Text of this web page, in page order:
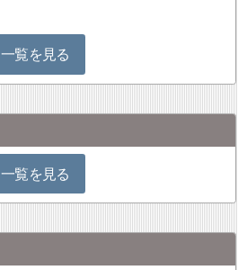
一覧を見る
一覧を見る